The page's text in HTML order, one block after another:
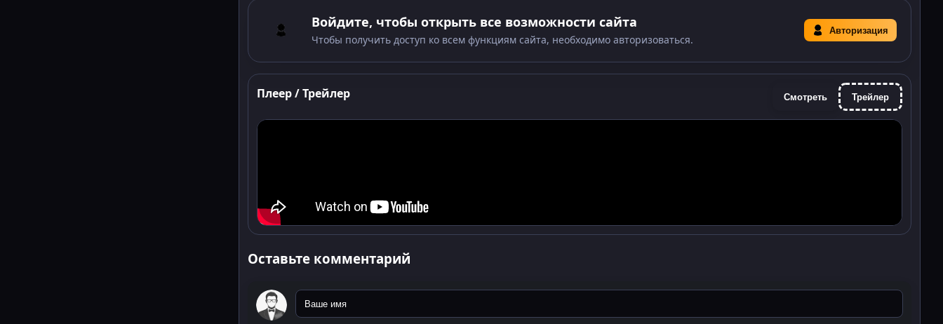
Войдите, чтобы открыть все возможности сайта
Чтобы получить доступ ко всем функциям сайта, необходимо авторизоваться.
Авторизация
Плеер / Трейлер Смотреть Трейлер
Оставьте комментарий